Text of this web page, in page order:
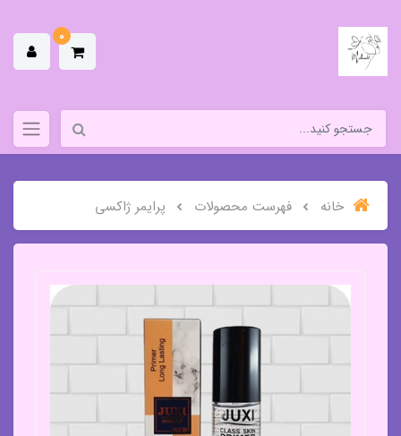
0
خانه فهرست محصولات پرایمر ژاکسی